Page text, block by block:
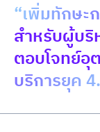
“เพิ่มทักษะ
สำหรับผู้บริ
ตอบโจทย์อุ
บริการยุค